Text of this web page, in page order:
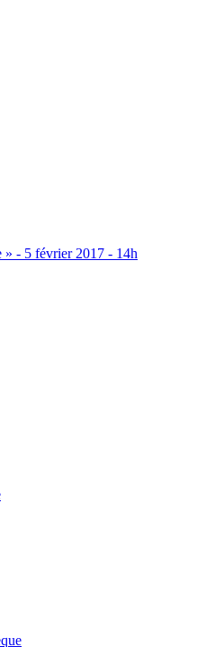
» - 5 février 2017 - 14h